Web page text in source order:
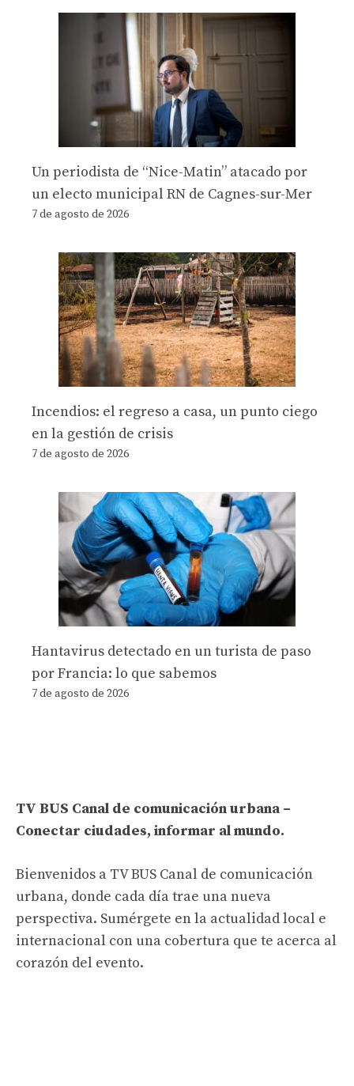
Un periodista de “Nice-Matin” atacado por
un electo municipal RN de Cagnes-sur-Mer
7 de agosto de 2026
Incendios: el regreso a casa, un punto ciego
en la gestión de crisis
7 de agosto de 2026
Hantavirus detectado en un turista de paso
por Francia: lo que sabemos
7 de agosto de 2026
TV BUS Canal de comunicación urbana –
Conectar ciudades, informar al mundo.
Bienvenidos a TV BUS Canal de comunicación
urbana, donde cada día trae una nueva
perspectiva. Sumérgete en la actualidad local e
internacional con una cobertura que te acerca al
corazón del evento.